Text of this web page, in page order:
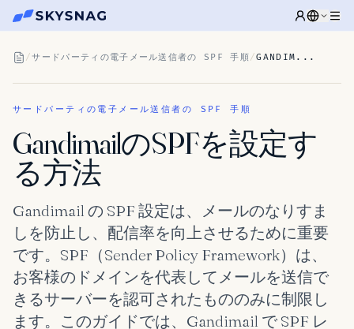
/サードパーティの電子メール送信者の SPF 手順/GANDIM...
サードパーティの電子メール送信者の SPF 手順
GandimailのSPFを設定す
る方法
Gandimail の SPF 設定は、メールのなりすま
しを防止し、配信率を向上させるために重要
です。SPF（Sender Policy Framework）は、
お客様のドメインを代表してメールを送信で
きるサーバーを認可されたもののみに制限し
ます。このガイドでは、Gandimail で SPF レ